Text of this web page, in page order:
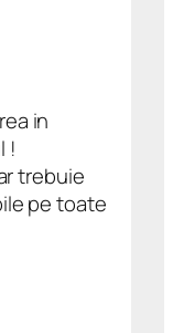
in
!
trebuie
pe toate